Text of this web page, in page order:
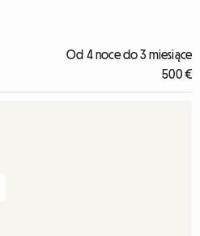
Od 4 noce do 3 miesiące
500 €